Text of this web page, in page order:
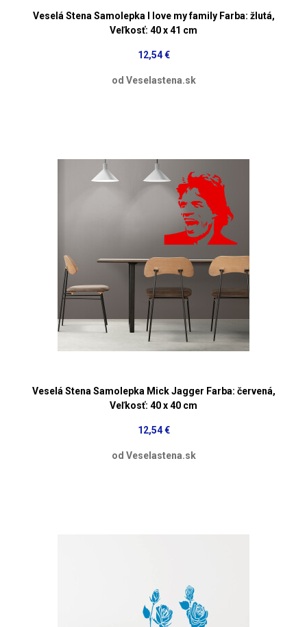
Veselá Stena Samolepka I love my family Farba: žlutá,
Veľkosť: 40 x 41 cm
12,54 €
od Veselastena.sk
Veselá Stena Samolepka Mick Jagger Farba: červená,
Veľkosť: 40 x 40 cm
12,54 €
od Veselastena.sk